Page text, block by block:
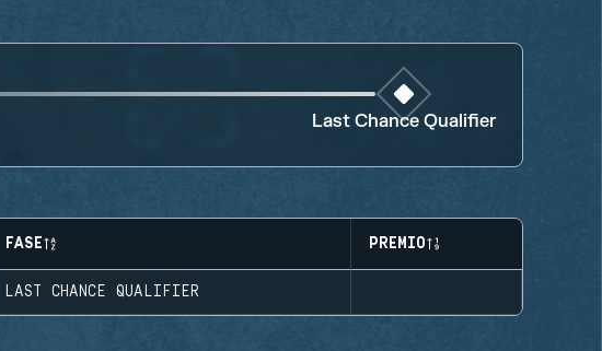
Last Chance Qualifier
FASE PREMIO
LAST CHANCE QUALIFIER